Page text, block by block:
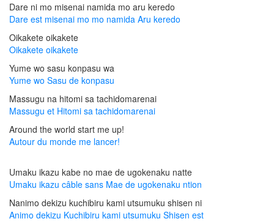
Dare ni mo misenai namida mo aru keredo
Dare est misenai mo mo namida Aru keredo
Oikakete oikakete
Oikakete oikakete
Yume wo sasu konpasu wa
Yume wo Sasu de konpasu
Massugu na hitomi sa tachidomarenai
Massugu et Hitomi sa tachidomarenai
Around the world start me up!
Autour du monde me lancer!
Umaku ikazu kabe no mae de ugokenaku natte
Umaku ikazu câble sans Mae de ugokenaku ntion
Nanimo dekizu kuchibiru kami utsumuku shisen ni
Animo dekizu Kuchibiru kami utsumuku Shisen est